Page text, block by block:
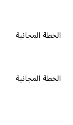
الخطة المجانية
الخطة المجانية